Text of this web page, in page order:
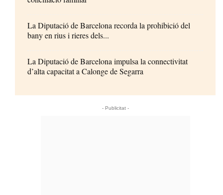
La Diputació de Barcelona recorda la prohibició del
bany en rius i rieres dels...
La Diputació de Barcelona impulsa la connectivitat
d’alta capacitat a Calonge de Segarra
- Publicitat -